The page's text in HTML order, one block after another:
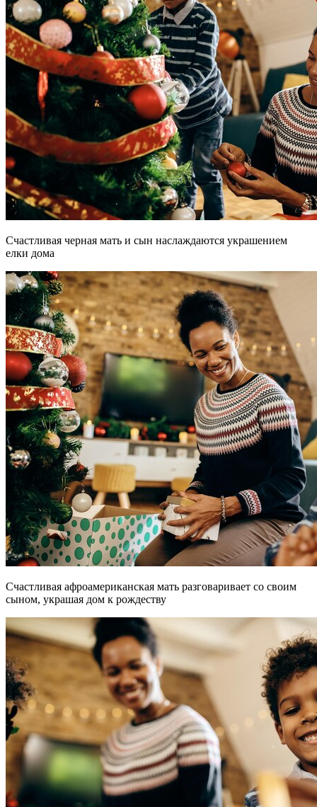
Счастливая черная мать и сын наслаждаются украшением
елки дома
Счастливая афроамериканская мать разговаривает со своим
сыном, украшая дом к рождеству